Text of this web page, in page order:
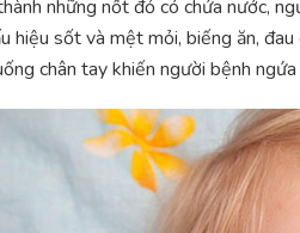
những nốt đỏ có chứa nước,
hiệu sốt và mệt mỏi, biếng ăn,
chân tay khiến người bệnh